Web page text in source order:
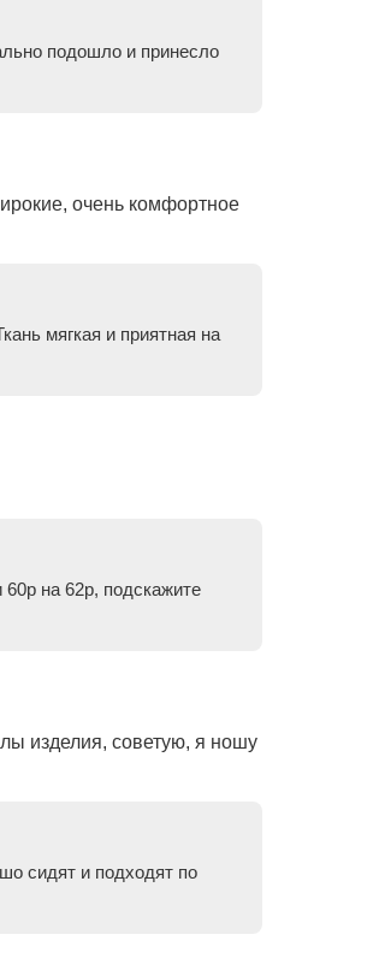
подошло и принесло
очень комфортное
мягкая и приятная на
на 62р, подскажите
изделия, советую, я ношу
сидят и подходят по